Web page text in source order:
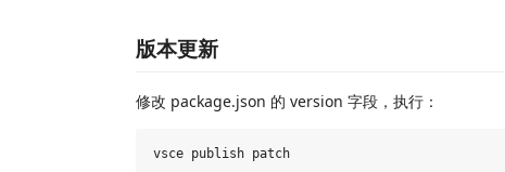
版本更新
修改 package.json 的 version 字段，执行：